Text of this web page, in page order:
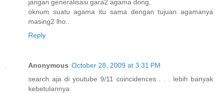
jangan generalisasi gara2 agama dong,
oknum suatu agama itu sama dengan tujuan agamanya
masing2 lho..
Reply
Anonymous October 28, 2009 at 3:31 PM
search aja di youtube 9/11 coincidences . . . lebih banyak
kebetulannya